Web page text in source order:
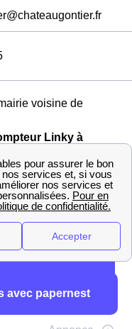
voisine de
Linky à
avec papernest